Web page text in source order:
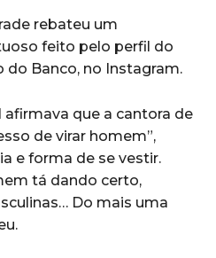
rebateu um
feito pelo perfil do
do Banco, no Instagram.
que a cantora de
de virar homem”,
e forma de se vestir.
tá dando certo,
Do mais uma